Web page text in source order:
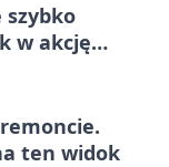
szybko
w akcję
ten widok